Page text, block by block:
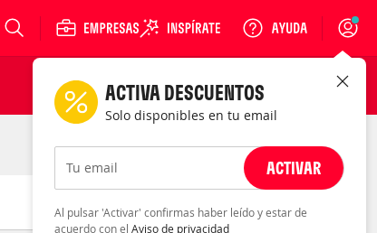
Login
ACTIVA DESCUENTOS
Solo disponibles en tu email
Tu email ACTIVAR
Al pulsar 'Activar' confirmas haber leído y estar de
acuerdo con el Aviso de privacidad